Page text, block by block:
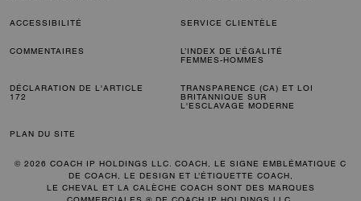
ACCESSIBILITÉ SERVICE CLIENTÈLE
COMMENTAIRES
L’INDEX DE L’ÉGALITÉ
FEMMES-HOMMES
DÉCLARATION DE L'ARTICLE
172
TRANSPARENCE (CA) ET LOI
BRITANNIQUE SUR
L'ESCLAVAGE MODERNE
PLAN DU SITE
© 2026 COACH IP HOLDINGS LLC. COACH, LE SIGNE EMBLÉMATIQUE C
DE COACH, LE DESIGN ET L’ÉTIQUETTE COACH,
LE CHEVAL ET LA CALÈCHE COACH SONT DES MARQUES